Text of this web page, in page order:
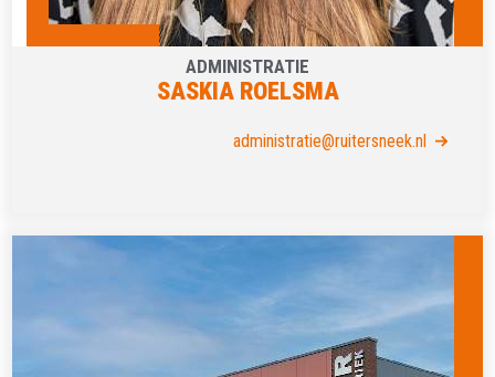
ADMINISTRATIE
SASKIA ROELSMA
administratie@ruitersneek.nl